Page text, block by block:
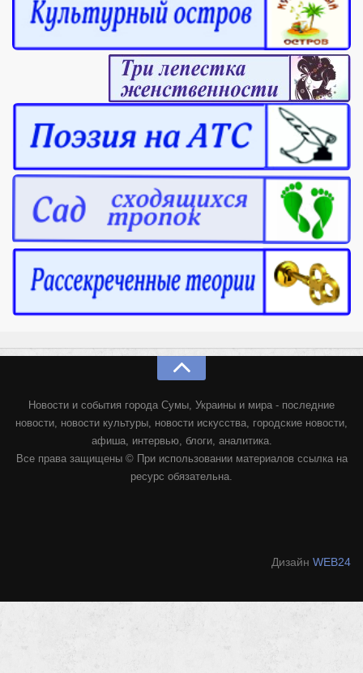
Новости и события города Сумы, Украины и мира - последние
новости, новости культуры, новости искусства, городские новости,
афиша, интервью, блоги, аналитика.
Все права защищены © При использовании материалов ссылка на
ресурс обязательна.
Дизайн WEB24